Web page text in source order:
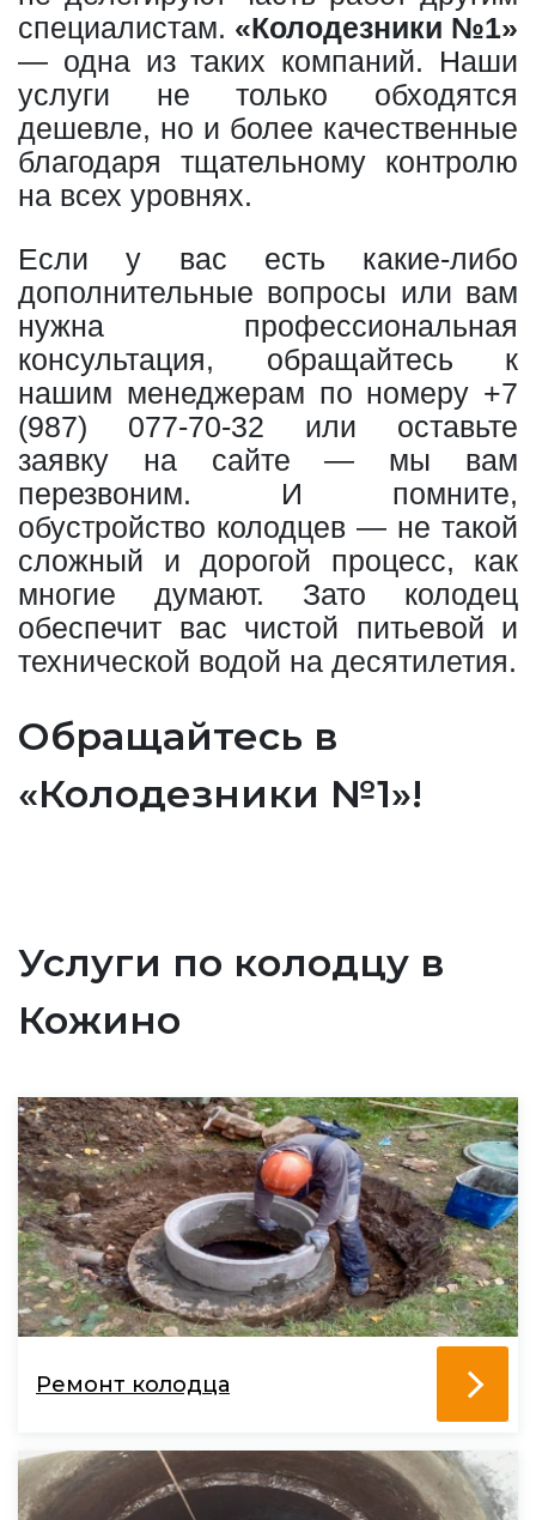
специалистам. «Колодезники №1»
— одна из таких компаний. Наши
услуги не только обходятся
дешевле, но и более качественные
благодаря тщательному контролю
на всех уровнях.
Если у вас есть какие-либо
дополнительные вопросы или вам
нужна профессиональная
консультация, обращайтесь к
нашим менеджерам по номеру +7
(987) 077-70-32 или оставьте
заявку на сайте — мы вам
перезвоним. И помните,
обустройство колодцев — не такой
сложный и дорогой процесс, как
многие думают. Зато колодец
обеспечит вас чистой питьевой и
технической водой на десятилетия.
Обращайтесь в
«Колодезники №1»!
Услуги по колодцу в
Кожино
Ремонт колодца